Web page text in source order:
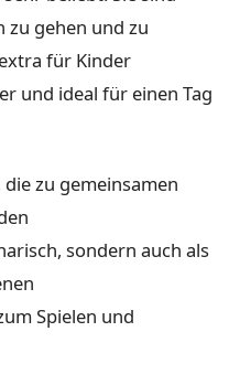
zu gehen und zu
für Kinder
und ideal für einen Tag
zu gemeinsamen
sondern auch als
Spielen und